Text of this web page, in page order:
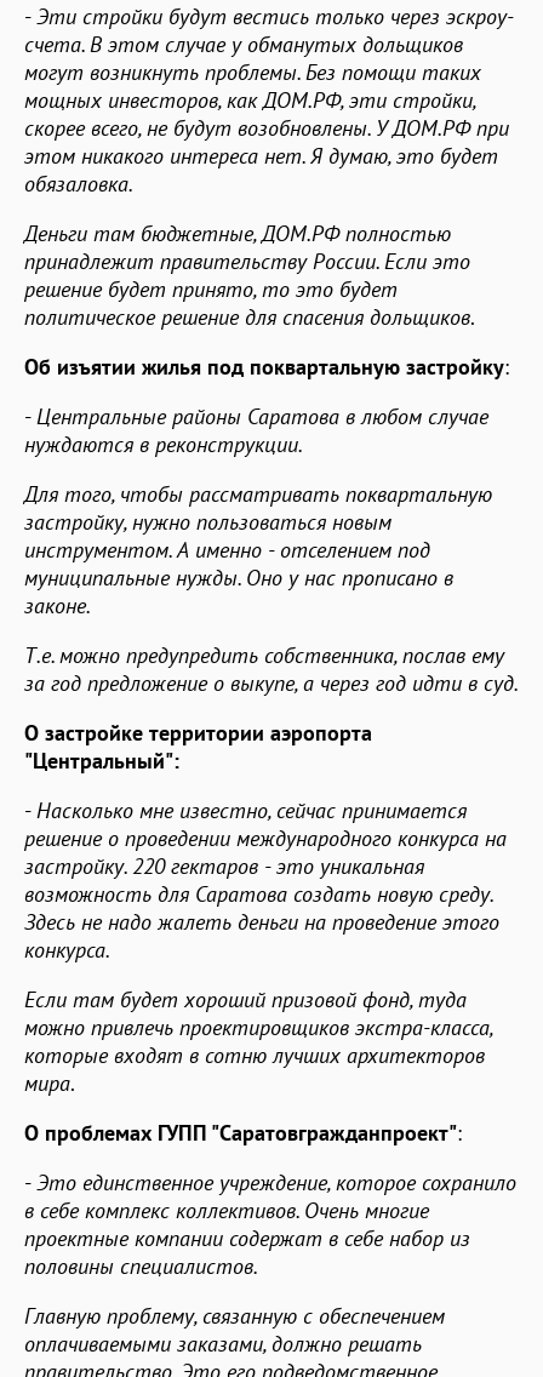
-Эти стройки будут вестись только через эскроу-
счета. В этом случае у обманутых дольщиков
могут возникнуть проблемы. Без помощи таких
мощных инвесторов, как ДОМ.РФ, эти стройки,
скорее всего, не будут возобновлены. У ДОМ.РФ при
этом никакого интереса нет. Я думаю, это будет
обязаловка.
Деньги там бюджетные, ДОМ.РФ полностью
принадлежит правительству России. Если это
решение будет принято, то это будет
политическое решение для спасения дольщиков.
Об изъятии жилья под поквартальную застройку:
-Центральные районы Саратова в любом случае
нуждаются в реконструкции.
Для того, чтобы рассматривать поквартальную
застройку, нужно пользоваться новым
инструментом. А именно - отселением под
муниципальные нужды. Оно у нас прописано в
законе.
Т.е. можно предупредить собственника, послав ему
за год предложение о выкупе, а через год идти в суд.
О застройке территории аэропорта
"Центральный":
-Насколько мне известно, сейчас принимается
решение о проведении международного конкурса на
застройку. 220 гектаров - это уникальная
возможность для Саратова создать новую среду.
Здесь не надо жалеть деньги на проведение этого
конкурса.
Если там будет хороший призовой фонд, туда
можно привлечь проектировщиков экстра-класса,
которые входят в сотню лучших архитекторов
мира.
О проблемах ГУПП "Саратовгражданпроект":
-Это единственное учреждение, которое сохранило
в себе комплекс коллективов. Очень многие
проектные компании содержат в себе набор из
половины специалистов.
Главную проблему, связанную с обеспечением
оплачиваемыми заказами, должно решать